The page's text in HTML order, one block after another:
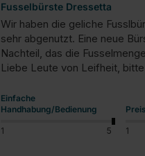
Fusselbürste Dressetta
Wir haben die geliche
sehr abgenutzt. Eine neue
Nachteil, das die
Liebe Leute von Leifheit,
Einfache
Handhabung/Bedienung
1 5 1